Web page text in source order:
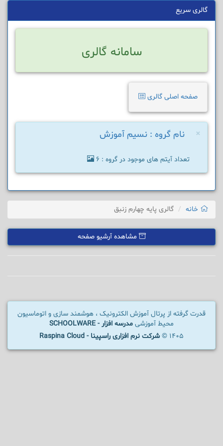
گالری سریع
سامانه گالری
صفحه اصلی گالری
× نام گروه : نسیم آموزش
تعداد آیتم های موجود در گروه : 6
خانه گالری پایه چهارم زنبق
مشاهده آرشیو صفحه
قدرت گرفته از پرتال آموزش الکترونیک ، هوشمند سازی و اتوماسیون
محیط آموزشی مدرسه افزار - SCHOOLWARE
1405 ©
شرکت نرم افزاری راسپینا - Raspina Cloud